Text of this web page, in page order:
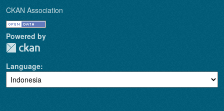
CKAN Association
Powered by
Language